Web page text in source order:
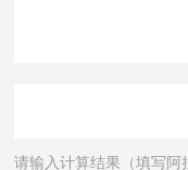
请输入计算结果（填写阿